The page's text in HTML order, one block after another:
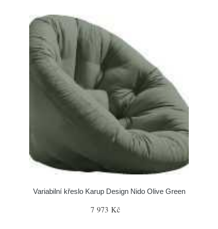
Variabilní křeslo Karup Design Nido Olive Green
7 973 Kč